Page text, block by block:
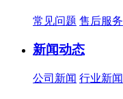
常见问题 售后服务
新闻动态
公司新闻 行业新闻